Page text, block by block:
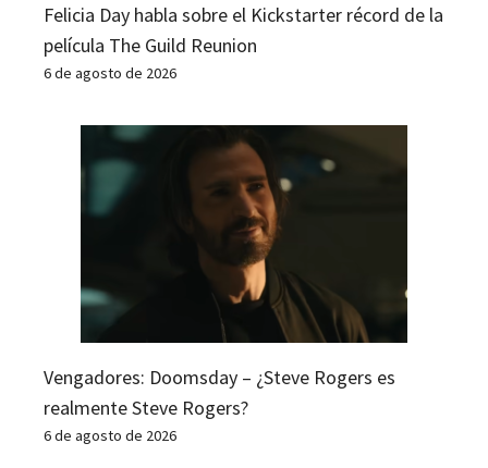
Felicia Day habla sobre el Kickstarter récord de la
película The Guild Reunion
6 de agosto de 2026
Vengadores: Doomsday – ¿Steve Rogers es
realmente Steve Rogers?
6 de agosto de 2026